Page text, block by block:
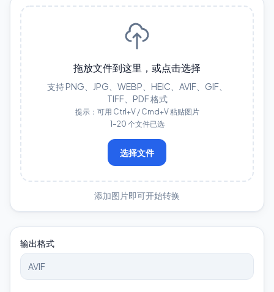
拖放文件到这里，或点击选择
支持 PNG、JPG、WEBP、HEIC、AVIF、GIF、
TIFF、PDF 格式
提示：可用 Ctrl+V / Cmd+V 粘贴图片
1–20 个文件已选
选择文件
添加图片即可开始转换
输出格式